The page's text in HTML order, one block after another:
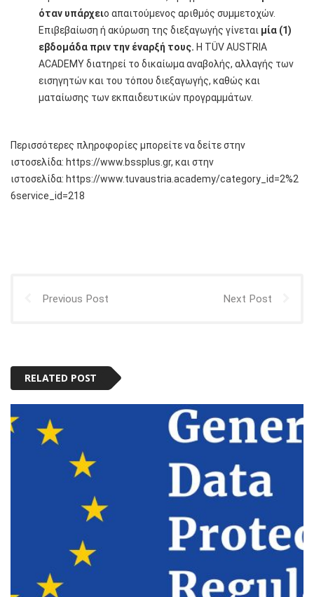
όταν υπάρχειο απαιτούμενος αριθμός συμμετοχών.
Επιβεβαίωση ή ακύρωση της διεξαγωγής γίνεται μία (1)
εβδομάδα πριν την έναρξή τους. Η TÜV AUSTRIA
ACADEMY διατηρεί το δικαίωμα αναβολής, αλλαγής των
εισηγητών και του τόπου διεξαγωγής, καθώς και
ματαίωσης των εκπαιδευτικών προγραμμάτων.
Περισσότερες πληροφορίες μπορείτε να δείτε στην
ιστοσελίδα: https://www.bssplus.gr, και στην
ιστοσελίδα: https://www.tuvaustria.academy/category_id=2%2
6service_id=218
Previous Post Next Post
RELATED POST